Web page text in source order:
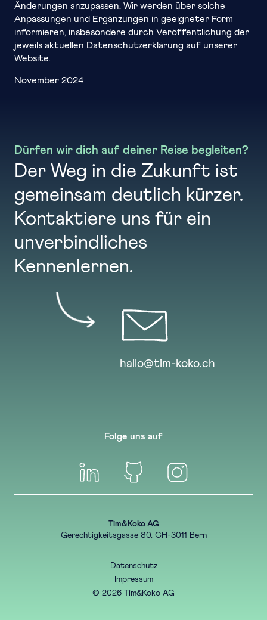
Änderungen anzupassen. Wir werden über solche
Anpassungen und Ergänzungen in geeigneter Form
informieren, insbesondere durch Veröffentlichung der
jeweils aktuellen Datenschutzerklärung auf unserer
Website.
November 2024
Dürfen wir dich auf deiner Reise begleiten?
Der Weg in die Zukunft ist
gemeinsam deutlich kürzer.
Kontaktiere uns für ein
unverbindliches
Kennenlernen.
hallo@tim-koko.ch
Folge uns auf
Tim&Koko AG
Gerechtigkeitsgasse 80, CH-3011 Bern
Datenschutz
Impressum
© 2026 Tim&Koko AG